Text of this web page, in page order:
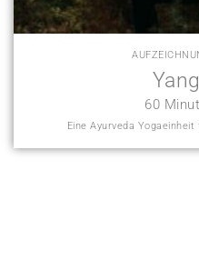
60
Eine Ayurveda